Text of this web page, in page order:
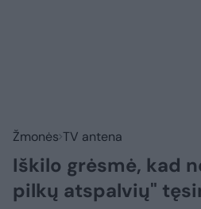
Žmonės TV antena
Iškilo grėsmė, kad
pilkų atspalvių"